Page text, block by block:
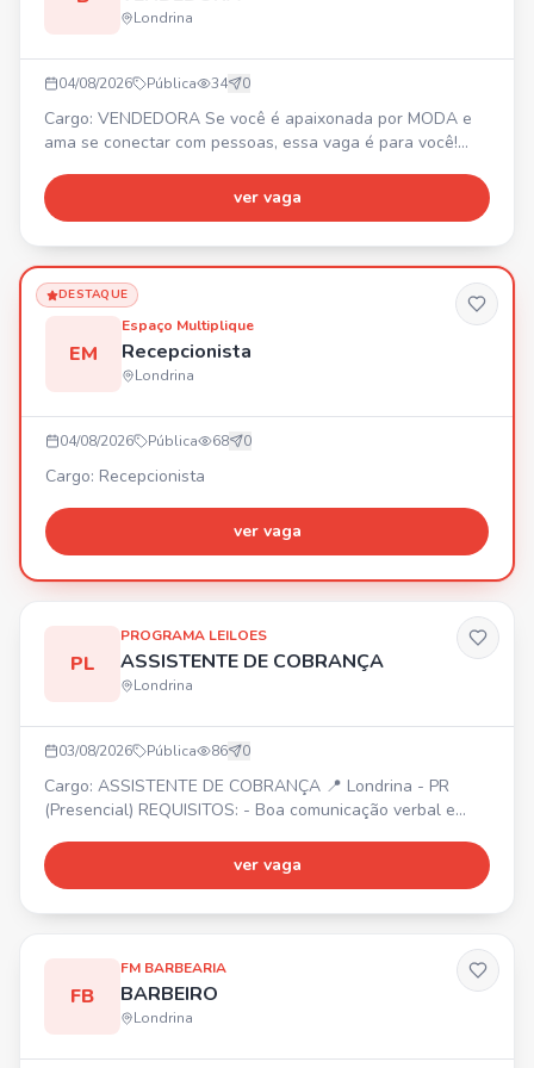
Londrina
04/08/2026 Pública 34 0
Cargo: VENDEDORA Se você é apaixonada por MODA e
ama se conectar com pessoas, essa vaga é para você!
das tendências. ⚡ Seja proativa, tenha atitude, iniciativa e
goste de fazer acontecer. 👜 Tenha experiência com
simpática e saiba encantar clientes. 📍 Centro de Londrin
ver vaga
DESTAQUE
EM
Espaço Multiplique
Recepcionista
Londrina
04/08/2026 Pública 68 0
Cargo: Recepcionista
ver vaga
PL
PROGRAMA LEILOES
ASSISTENTE DE COBRANÇA
Londrina
03/08/2026 Pública 86 0
Cargo: ASSISTENTE DE COBRANÇA 📍 Londrina - PR
(Presencial) REQUISITOS: - Boa comunicação verbal e
Ensino médio completo - Experiência prévia com cobrança
ou áreas financeiras (desejável) BENEFÍCIOS: - Plano de
ver vaga
FB
FM BARBEARIA
BARBEIRO
Londrina